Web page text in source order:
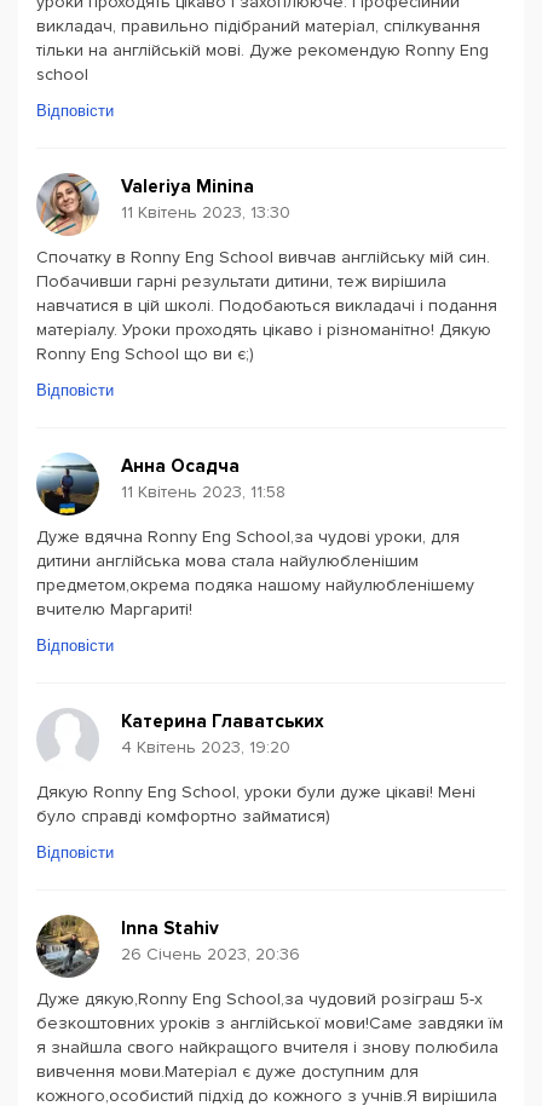
викладач, правильно підібраний матеріал, спілкування
тільки на англійській мові. Дуже рекомендую Ronny Eng
school
Відповісти
Valeriya Minina
11 Квітень 2023, 13:30
Спочатку в Ronny Eng School вивчав англійську мій син.
Побачивши гарні результати дитини, теж вирішила
навчатися в цій школі. Подобаються викладачі і подання
матеріалу. Уроки проходять цікаво і різноманітно! Дякую
Ronny Eng School що ви є;)
Відповісти
Анна Осадча
11 Квітень 2023, 11:58
Дуже вдячна Ronny Eng School,за чудові уроки, для
дитини англійська мова стала найулюбленішим
предметом,окрема подяка нашому найулюбленішему
вчителю Маргариті!
Відповісти
Катерина Главатських
4 Квітень 2023, 19:20
Дякую Ronny Eng School, уроки були дуже цікаві! Мені
було справді комфортно займатися)
Відповісти
Inna Stahiv
26 Січень 2023, 20:36
Дуже дякую,Ronny Eng School,за чудовий розіграш 5-х
безкоштовних уроків з англійської мови!Саме завдяки їм
я знайшла свого найкращого вчителя і знову полюбила
вивчення мови.Матеріал є дуже доступним для
кожного,особистий підхід до кожного з учнів.Я вирішила